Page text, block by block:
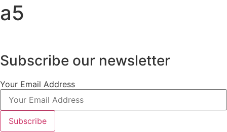
a5
Subscribe our newsletter
Your Email Address
Subscribe